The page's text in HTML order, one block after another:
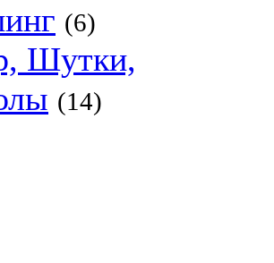
(6)
Шутки,
(14)